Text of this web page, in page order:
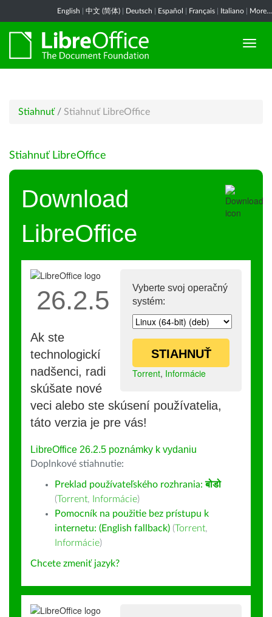
English 中文 (简体) Deutsch Español Français Italiano More...
Stiahnuť / Stiahnuť LibreOffice
Stiahnuť LibreOffice
Download
LibreOffice
Vyberte svoj operačný
systém:
STIAHNUŤ
Torrent, Informácie
26.2.5
Ak ste
technologickí
nadšenci, radi
skúšate nové
veci alebo ste skúsení používatelia,
táto verzia je pre vás!
LibreOffice 26.2.5 poznámky k vydaniu
Doplnkové stiahnutie:
Preklad používateľského rozhrania:बोडो
(Torrent, Informácie)
Pomocník na použitie bez prístupu k
internetu: (English fallback) (Torrent,
Informácie)
Chcete zmeniť jazyk?